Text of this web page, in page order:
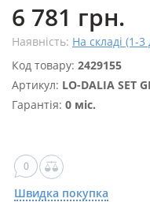
6 781 грн.
Наявність: На складі (1-3
Код товару: 2429155
Артикул: LO-DALIA SET
Гарантія: 0 міс.
0
Швидка покупка